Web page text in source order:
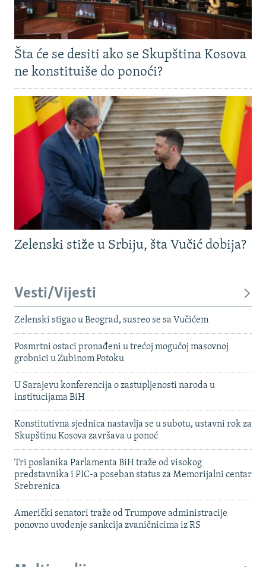
Šta će se desiti ako se Skupština Kosova
ne konstituiše do ponoći?
Zelenski stiže u Srbiju, šta Vučić dobija?
Vesti/Vijesti
Zelenski stigao u Beograd, susreo se sa Vučićem
Posmrtni ostaci pronađeni u trećoj mogućoj masovnoj
grobnici u Zubinom Potoku
U Sarajevu konferencija o zastupljenosti naroda u
institucijama BiH
Konstitutivna sjednica nastavlja se u subotu, ustavni rok za
Skupštinu Kosova završava u ponoć
Tri poslanika Parlamenta BiH traže od visokog
predstavnika i PIC-a poseban status za Memorijalni centar
Srebrenica
Američki senatori traže od Trumpove administracije
ponovno uvođenje sankcija zvaničnicima iz RS